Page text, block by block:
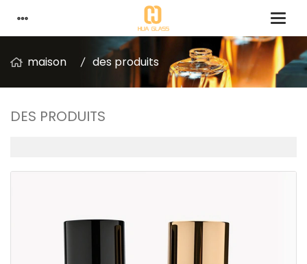
maison des produits
DES PRODUITS